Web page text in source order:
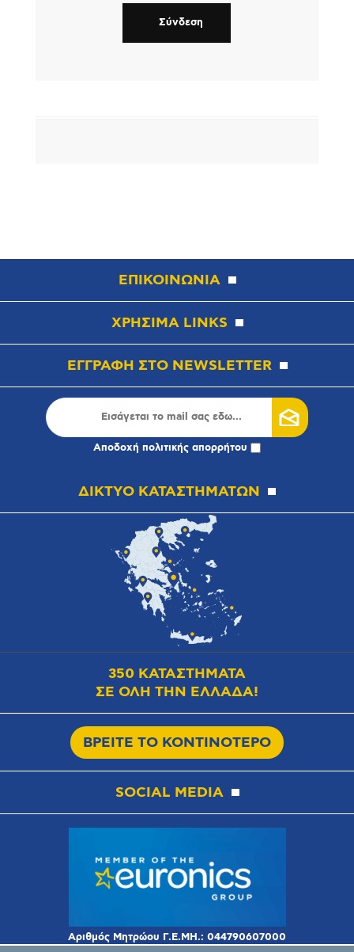
ΕΠΙΚΟΙΝΩΝΙΑ
ΧΡΗΣΙΜΑ LINKS
ΕΓΓΡΑΦΗ ΣΤΟ NEWSLETTER
Αποδοχή πολιτικής απορρήτου
ΔΙΚΤΥΟ ΚΑΤΑΣΤΗΜΑΤΩΝ
350 ΚΑΤΑΣΤΗΜΑΤΑ
ΣΕ ΟΛΗ ΤΗΝ ΕΛΛΑΔΑ!
ΒΡΕΙΤΕ ΤΟ ΚΟΝΤΙΝΟΤΕΡΟ
SOCIAL MEDIA